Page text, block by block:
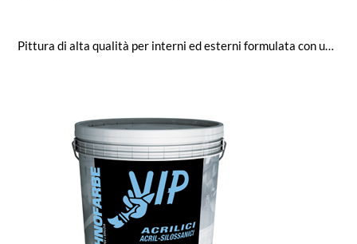
Pittura di alta qualità per interni ed esterni formulata con una resina silossanica pura. Possiede elevata traspirabilità,